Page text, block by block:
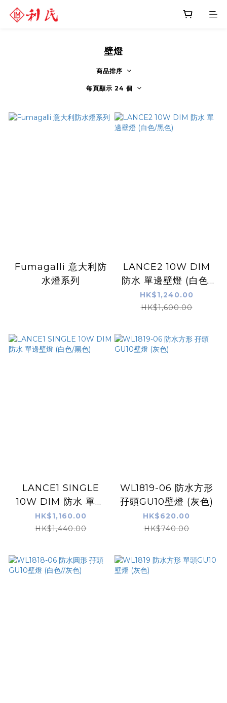
壁燈
商品排序
每頁顯示 24 個
Fumagalli 意大利防
水燈系列
LANCE2 10W DIM
防水 單邊壁燈 (白色/
黑色)
HK$1,240.00
HK$1,600.00
LANCE1 SINGLE
10W DIM 防水 單邊
壁燈 (白色/黑色)
HK$1,160.00
HK$1,440.00
WL1819-06 防水方形
孖頭GU10壁燈 (灰色)
HK$620.00
HK$740.00